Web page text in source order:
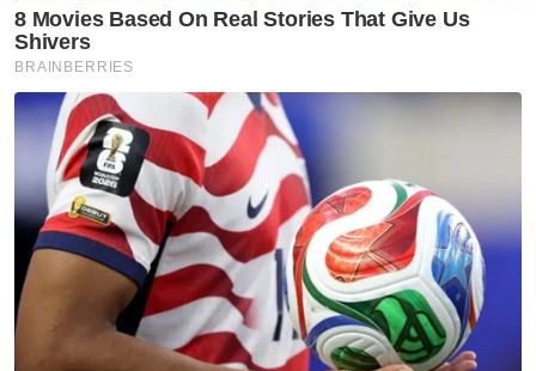
353 kes Covid-19 varian XBB dilaporkan di Johor
Selain mengenali produk takaful atau
insurans anda, anda juga perlu tahu tentang
perlindungan yang disediakan oleh
Perbadanan Insurans Deposit Malaysia
(PIDM) untuk pemilik sijil takaful dan polisi
insurans.
Perkara terakhir yang patut anda fikirkan
ialah untuk menyerah balik sijil takaful atau
polisi insurans sekiranya anda mengalami